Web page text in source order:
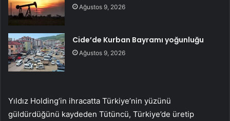
Ağustos 9, 2026
Cide’de Kurban Bayramı yoğunluğu
Ağustos 9, 2026
Yıldız Holding’in ihracatta Türkiye’nin yüzünü
güldürdüğünü kaydeden Tütüncü, Türkiye’de üretip